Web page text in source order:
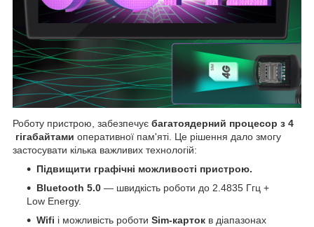
Роботу пристрою, забезпечує багатоядерний процесор з 4
гігабайтами оперативної пам'яті. Це рішення дало змогу
застосувати кілька важливих технологій:
Підвищити графічні можливості пристрою.
Bluetooth 5.0 — швидкість роботи до 2.4835 Ггц +
Low Energy.
Wifi і можливість роботи Sim-карток в діапазонах